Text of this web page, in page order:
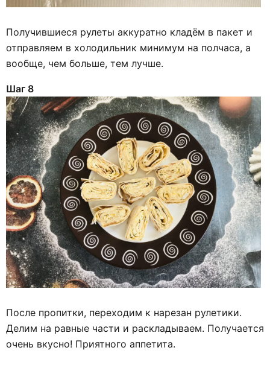
Получившиеся рулеты аккуратно кладём в пакет и
отправляем в холодильник минимум на полчаса, а
вообще, чем больше, тем лучше.
Шаг 8
После пропитки, переходим к нарезан рулетики.
Делим на равные части и раскладываем. Получается
очень вкусно! Приятного аппетита.